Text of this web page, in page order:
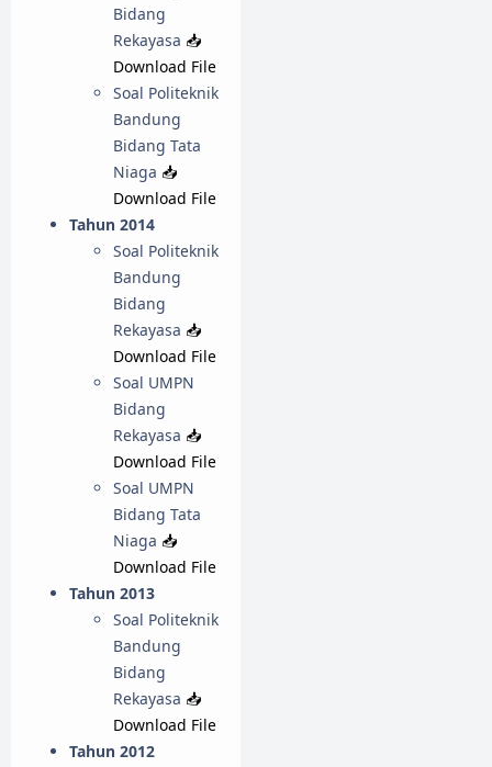
Bidang
Rekayasa 📥
Download File
Soal Politeknik
Bandung
Bidang Tata
Niaga 📥
Download File
Tahun 2014
Soal Politeknik
Bandung
Bidang
Rekayasa 📥
Download File
Soal UMPN
Bidang
Rekayasa 📥
Download File
Soal UMPN
Bidang Tata
Niaga 📥
Download File
Tahun 2013
Soal Politeknik
Bandung
Bidang
Rekayasa 📥
Download File
Tahun 2012